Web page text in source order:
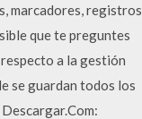
marcadores, registros
que te preguntes
a la gestión
se guardan todos los